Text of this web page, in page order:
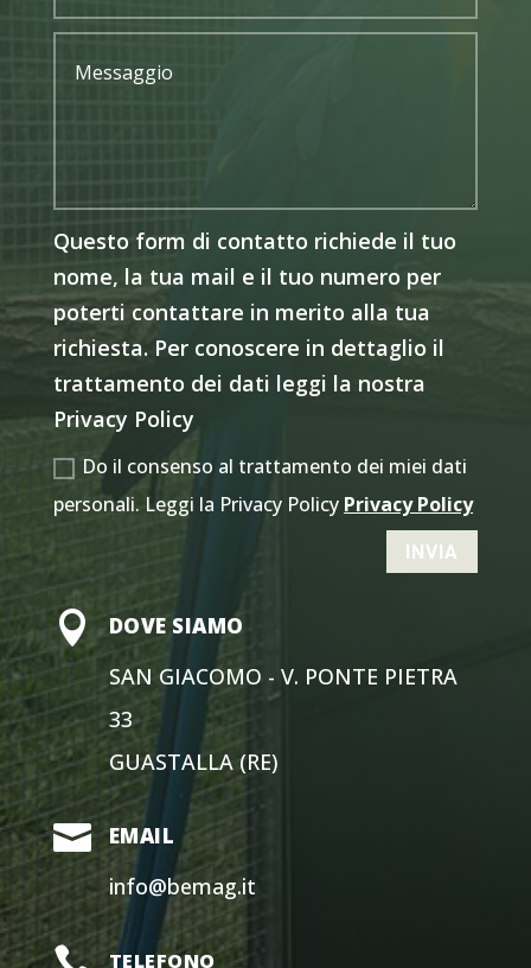
Questo form di contatto richiede il tuo
nome, la tua mail e il tuo numero per
poterti contattare in merito alla tua
richiesta. Per conoscere in dettaglio il
trattamento dei dati leggi la nostra
Privacy Policy
Do il consenso al trattamento dei miei dati
personali. Leggi la Privacy Policy Privacy Policy
INVIA
 DOVE SIAMO
SAN GIACOMO - V. PONTE PIETRA
33
GUASTALLA (RE)
 EMAIL
info@bemag.it
TELEFONO